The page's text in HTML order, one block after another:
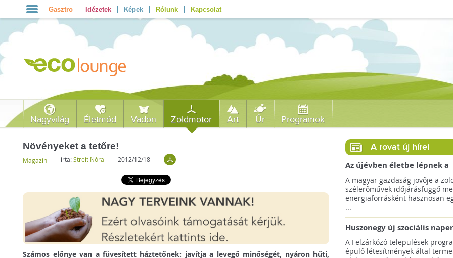
Gasztro Idézetek Képek Rólunk Kapcsolat
Nagyvilág Életmód Vadon Zöldmotor Art Űr Programok
Növényeket a tetőre!
Magazin írta:Streit Nóra 2012/12/18
Számos előnye van a füvesített háztetőnek: javítja a levegő minőségét, nyáron hűti,
A rovat új hírei
Az újévben életbe lépnek a
szélerőművek telepítését
megkönnyítő rendelkezések
A magyar gazdaság jövője a
szélerőművek időjárásfüggő
energiaforrásként hasznosan
...
Huszonegy új szociális
hátrányos helyzetű
külterületén!
A Felzárkózó települések
épülő létesítmények által